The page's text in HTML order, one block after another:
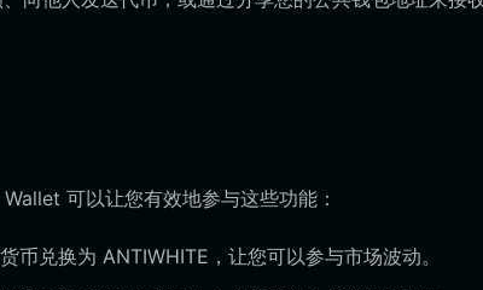
可以让您有效地参与这些功能：
兑换为 ANTIWHITE，让您可以参与市场波动。